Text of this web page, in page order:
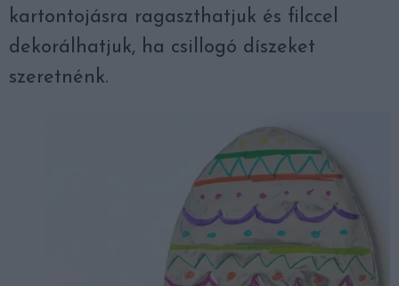
kartontojásra ragaszthatjuk és filccel
dekorálhatjuk, ha csillogó díszeket
szeretnénk.